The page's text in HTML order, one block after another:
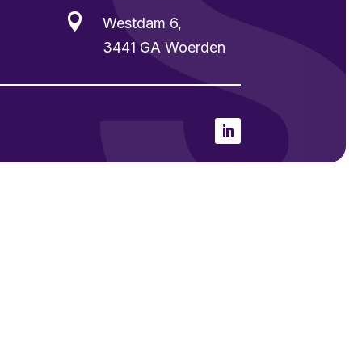

Westdam 6,
3441 GA Woerden